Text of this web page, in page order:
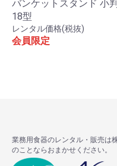
バンケットスタンド 小
18型
レンタル価格(税抜)
会員限定
業務用食器のレンタル・販売は
のことならおまかせください。